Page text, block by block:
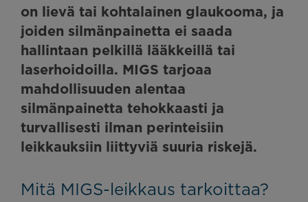
on lievä tai kohtalainen glaukooma, ja
joiden silmänpainetta ei saada
hallintaan pelkillä lääkkeillä tai
laserhoidoilla. MIGS tarjoaa
mahdollisuuden alentaa
silmänpainetta tehokkaasti ja
turvallisesti ilman perinteisiin
leikkauksiin liittyviä suuria riskejä.
Mitä MIGS-leikkaus tarkoittaa?